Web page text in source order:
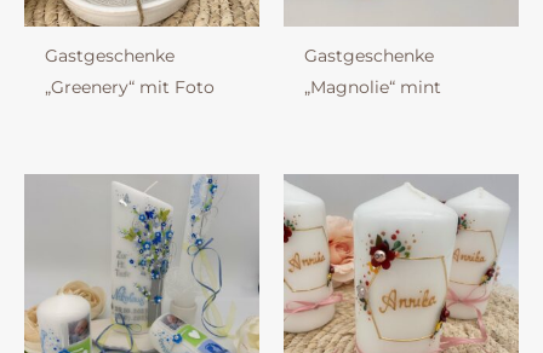
Gastgeschenke
„Greenery“ mit Foto
Gastgeschenke
„Magnolie“ mint